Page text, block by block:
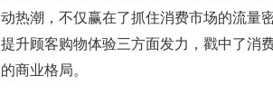
动热潮，不仅赢在了抓住消费市场的流量
提升顾客购物体验三方面发力，戳中了消
的商业格局。